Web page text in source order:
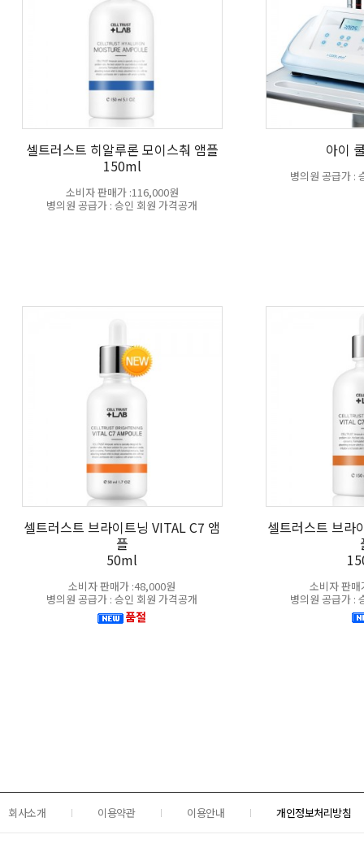
셀트러스트 히알루론 모이스춰 앰플
150ml
소비자 판매가 :116,000원
병의원 공급가 : 승인 회원 가격공개
아이
병의원 공급가 :
셀트러스트 브라이트닝 VITAL C7 앰
플
50ml
소비자 판매가 :48,000원
병의원 공급가 : 승인 회원 가격공개
품절
셀트러스트 브라
소비자 판
병의원 공급가 :
회사소개 이용약관 이용안내 개인정보처리방침